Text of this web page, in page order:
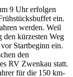
9 Uhr erfolgen
ein.
werden. Weil
kürzesten Weg
Startbeginn ein.
den
RV Zwenkau statt.
für die 150 km-